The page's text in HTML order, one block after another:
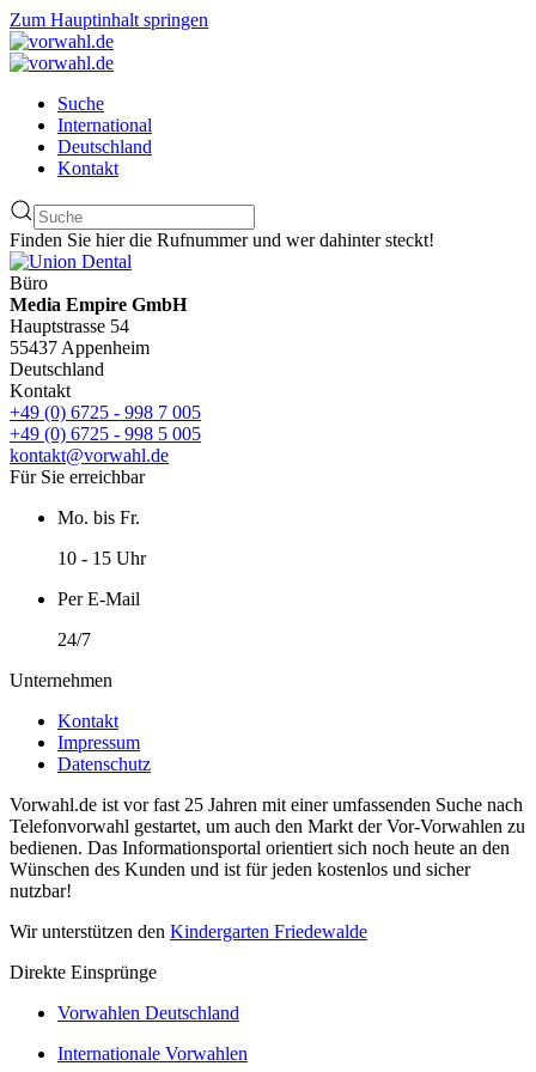
Zum Hauptinhalt springen
Suche
International
Deutschland
Kontakt
Finden Sie hier die Rufnummer und wer dahinter steckt!
Büro
Media Empire GmbH
Hauptstrasse 54
55437 Appenheim
Deutschland
Kontakt
+49 (0) 6725 - 998 7 005
+49 (0) 6725 - 998 5 005
kontakt@vorwahl.de
Für Sie erreichbar
Mo. bis Fr.
10 - 15 Uhr
Per E-Mail
24/7
Unternehmen
Kontakt
Impressum
Datenschutz
Vorwahl.de ist vor fast 25 Jahren mit einer umfassenden Suche nach
Telefonvorwahl gestartet, um auch den Markt der Vor-Vorwahlen zu
bedienen. Das Informationsportal orientiert sich noch heute an den
Wünschen des Kunden und ist für jeden kostenlos und sicher
nutzbar!
Wir unterstützen den Kindergarten Friedewalde
Direkte Einsprünge
Vorwahlen Deutschland
Internationale Vorwahlen